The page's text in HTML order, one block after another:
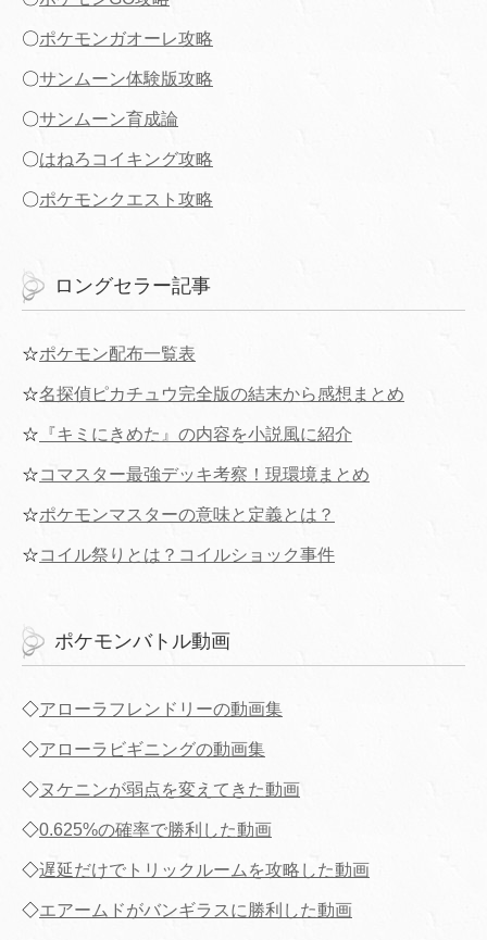
〇ポケモンガオーレ攻略
〇サンムーン体験版攻略
〇サンムーン育成論
〇はねろコイキング攻略
〇ポケモンクエスト攻略
ロングセラー記事
☆ポケモン配布一覧表
☆名探偵ピカチュウ完全版の結末から感想まとめ
☆ 『キミにきめた』の内容を小説風に紹介
☆コマスター最強デッキ考察！現環境まとめ
☆ポケモンマスターの意味と定義とは？
☆コイル祭りとは？コイルショック事件
ポケモンバトル動画
◇アローラフレンドリーの動画集
◇アローラビギニングの動画集
◇ヌケニンが弱点を変えてきた動画
◇0.625%の確率で勝利した動画
◇遅延だけでトリックルームを攻略した動画
◇エアームドがバンギラスに勝利した動画